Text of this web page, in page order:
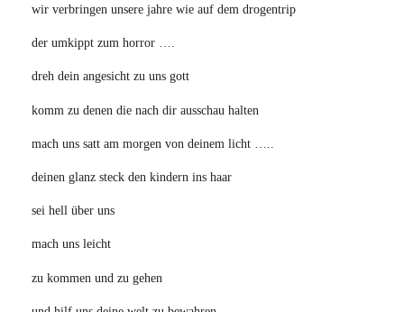
wir verbringen unsere jahre wie auf dem drogentrip
der umkippt zum horror ….
dreh dein angesicht zu uns gott
komm zu denen die nach dir ausschau halten
mach uns satt am morgen von deinem licht …..
deinen glanz steck den kindern ins haar
sei hell über uns
mach uns leicht
zu kommen und zu gehen